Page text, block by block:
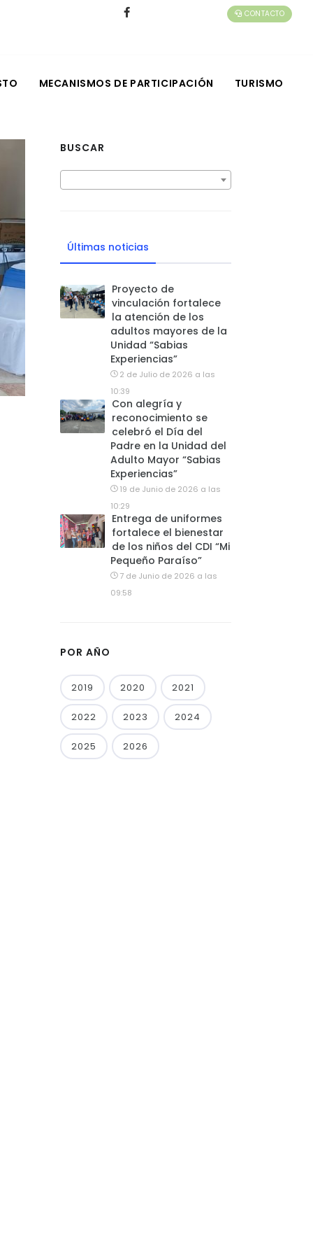
CONTACTO
MECANISMOS DE PARTICIPACIÓN TURISMO
BUSCAR
Últimas noticias
Proyecto de
vinculación fortalece
la atención de los
adultos mayores de la
Unidad “Sabias
Experiencias”
2 de Julio de 2026 a las
10:39
Con alegría y
reconocimiento se
celebró el Día del
Padre en la Unidad del
Adulto Mayor “Sabias
Experiencias”
19 de Junio de 2026 a las
10:29
Entrega de uniformes
fortalece el bienestar
de los niños del CDI “Mi
Pequeño Paraíso”
7 de Junio de 2026 a las
09:58
POR AÑO
2019 2020 2021
2022 2023 2024
2025 2026